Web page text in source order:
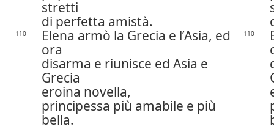
stretti
di perfetta amistà.
110
Elena armò la Grecia e l’Asia, ed
ora
110
disarma e riunisce ed Asia e
Grecia
eroina novella,
principessa più amabile e più
bella.